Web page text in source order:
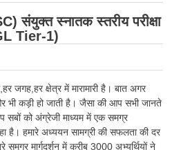
संयुक्त स्नातक स्तरीय परीक्षा
Tier-1)
जगह,हर क्षेत्र में मारामारी है। बात अगर
और भी कड़ी हो जाती है। जैसा की आप सभी जानते
सबों को अंग्रेजी माध्यम में एक समग्र
है। हमारे अध्ययन सामग्री की सफलता की दर
समग्र मार्गदर्शन में करीब 3000 अभ्यर्थियों ने